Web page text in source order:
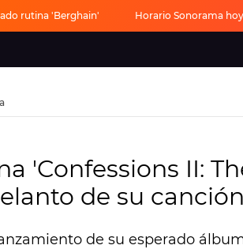
rutina 'Berghain' Horario Sonorama hoy
'Confessions II:
de su
de su esperado